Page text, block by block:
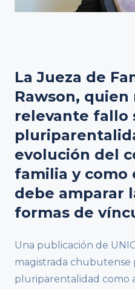
La Jueza de
Rawson, quien
relevante fallo
evolución del
familia y como
debe amparar
formas de
Una publicación de
magistrada chubutense
pluriparentalidad como